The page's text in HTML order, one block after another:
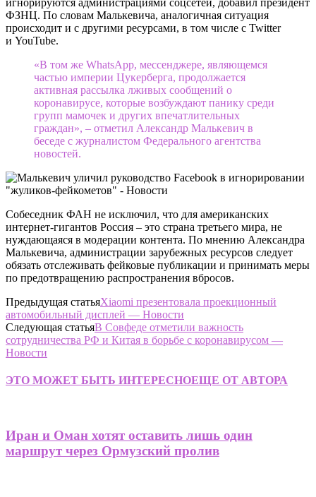
ФЗНЦ. По словам Малькевича, аналогичная ситуация
происходит и с другими ресурсами, в том числе с Twitter
и YouTube.
«В том же WhatsApp, мессенджере, являющемся
частью империи Цукерберга, продолжается
активная рассылка лживых сообщений о
коронавирусе, которые возбуждают панику среди
групп мамочек и других впечатлительных
граждан», – отметил Александр Малькевич в
беседе с журналистом Федерального агентства
новостей.
Собеседник ФАН не исключил, что для американских
интернет-гигантов Россия – это страна третьего мира, не
нуждающаяся в модерации контента. По мнению Александра
Малькевича, администрации зарубежных ресурсов следует
обязать отслеживать фейковые публикации и принимать меры
по предотвращению распространения вбросов.
Предыдущая статьяXiaomi презентовала проекционный
автомобильный дисплей — Новости
Следующая статьяВ Совфеде отметили важность
сотрудничества РФ и Китая в борьбе с коронавирусом —
Новости
ЭТО МОЖЕТ БЫТЬ ИНТЕРЕСНОЕЩЕ ОТ АВТОРА
Иран и Оман хотят оставить лишь один
маршрут через Ормузский пролив